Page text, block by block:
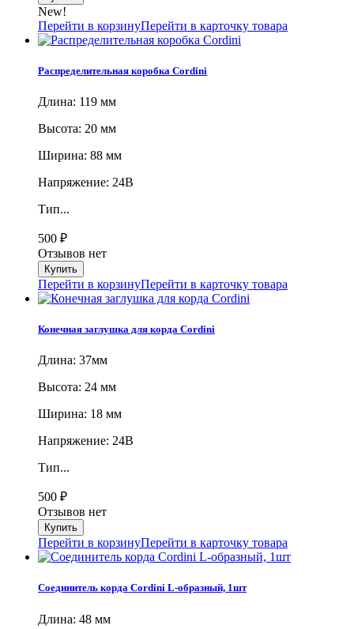
New!
Перейти в корзинуПерейти в карточку товара
Распределительная коробка Cordini
Длина: 119 мм
Высота: 20 мм
Ширина: 88 мм
Напряжение: 24В
Тип...
500 ₽
Отзывов нет
Перейти в корзинуПерейти в карточку товара
Конечная заглушка для корда Cordini
Длина: 37мм
Высота: 24 мм
Ширина: 18 мм
Напряжение: 24В
Тип...
500 ₽
Отзывов нет
Перейти в корзинуПерейти в карточку товара
Соединитель корда Cordini L-образный, 1шт
Длина: 48 мм